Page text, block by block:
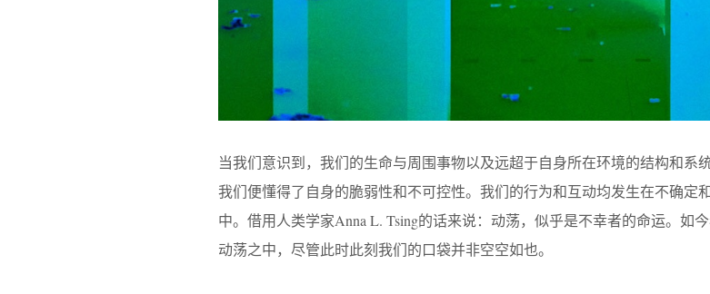
当我们意识到，我们的生命与周围事物以及远超于自身所在环境的结构和系
我们便懂得了自身的脆弱性和不可控性。我们的行为和互动均发生在不确定
中。借用人类学家Anna L. Tsing的话来说：动荡，似乎是不幸者的命运。如
动荡之中，尽管此时此刻我们的口袋并非空空如也。